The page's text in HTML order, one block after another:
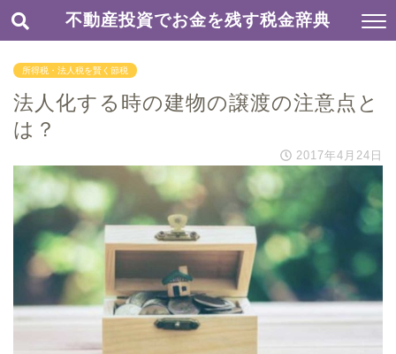
不動産投資でお金を残す税金辞典
所得税・法人税を賢く節税
法人化する時の建物の譲渡の注意点と
は？
2017年4月24日